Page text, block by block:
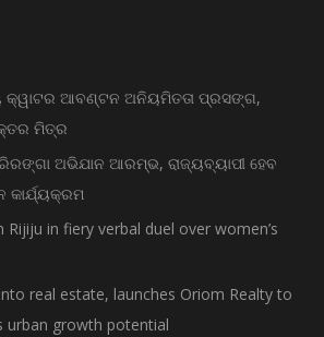
କ୍ୱାଟର ଆବଣ୍ଟନ ଅନିୟମିତତା ପ୍ରସଙ୍ଗ,
ମିତ୍ର
ଅଭିଯାନ ଆରମ୍ଭ, ରାଜ୍ୟବ୍ୟାପୀ ହେବ
କାର୍ଯ୍ୟକ୍ରମ
Rijiju in fiery verbal duel over women’s
real estate, launches Oriom Realty to
urban growth potential